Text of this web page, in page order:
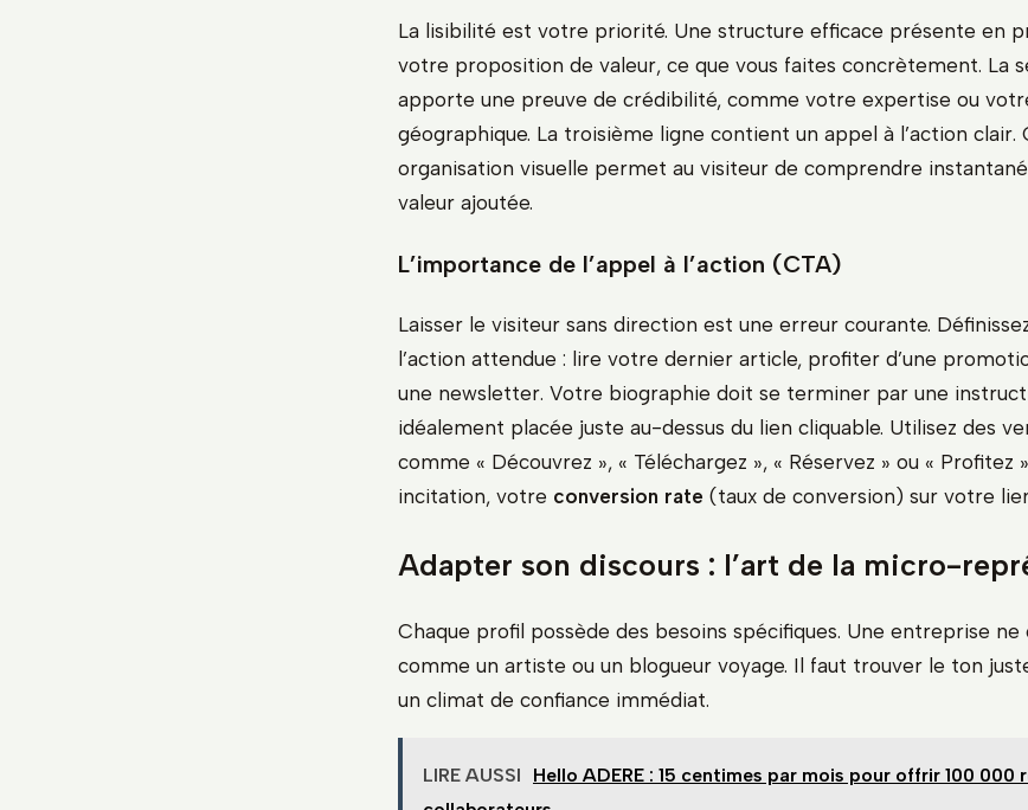
La lisibilité est votre priorité. Une structure efficace présente en
votre proposition de valeur, ce que vous faites concrètement. La
apporte une preuve de crédibilité, comme votre expertise ou
géographique. La troisième ligne contient un appel à l’action clair.
organisation visuelle permet au visiteur de comprendre
valeur ajoutée.
L’importance de l’appel à l’action (CTA)
Laisser le visiteur sans direction est une erreur courante.
l’action attendue : lire votre dernier article, profiter d’une
une newsletter. Votre biographie doit se terminer par une
idéalement placée juste au-dessus du lien cliquable. Utilisez des
comme « Découvrez », « Téléchargez », « Réservez » ou « Profitez
incitation, votre conversion rate (taux de conversion) sur votre
Adapter son discours : l’art de la micro-
Chaque profil possède des besoins spécifiques. Une entreprise ne
comme un artiste ou un blogueur voyage. Il faut trouver le ton
un climat de confiance immédiat.
LIRE AUSSI
Hello ADERE : 15 centimes par mois pour offrir 100 000